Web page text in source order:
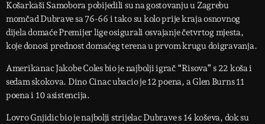
Košarkaši Samobora pobijedili su na gostovanju u Zagrebu
momčad Dubrave sa 76-66 i tako su kolo prije kraja osnovnog
dijela domaće Premijer lige osigurali osvajanje četvrtog mjesta,
koje donosi prednost domaćeg terena u prvom krugu doigravanja.
Amerikanac Jakobe Coles bio je najbolji igrač “Risova” s 22 koša i
sedam skokova. Dino Cinac ubacio je 12 poena, a Glen Burns 11
poena i 10 asistencija.
Lovro Gnjidic bio je najbolji strijelac Dubrave s 14 koševa, dok su